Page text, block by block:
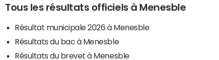
Tous les résultats officiels à Menesble
Résultat municipale 2026 à Menesble
Résultats du bac à Menesble
Résultats du brevet à Menesble